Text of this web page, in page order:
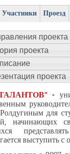
а
Участники Проезд
проекта
проекта
проекта
-
для
начинающих
выступить с